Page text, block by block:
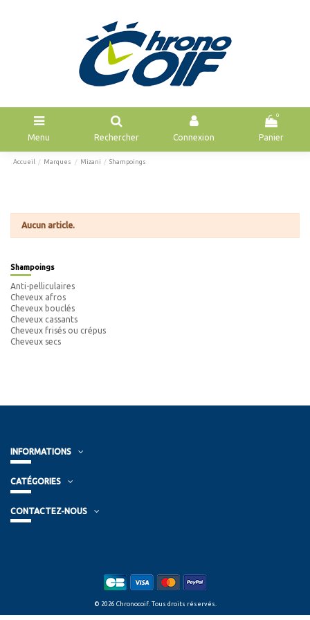
Menu Rechercher Connexion
0
Panier
Accueil Marques Mizani Shampoings
Aucun article.
Shampoings
Anti-pelliculaires
Cheveux afros
Cheveux bouclés
Cheveux cassants
Cheveux frisés ou crépus
Cheveux secs
INFORMATIONS
CATÉGORIES
CONTACTEZ-NOUS
© 2026 Chronocoif. Tous droits réservés.